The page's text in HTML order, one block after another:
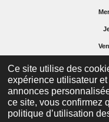
Ce site utilise des
expérience utilisateur
annonces
ce site, vous confirmez
politique d’utilisation
© 2025 Supremefoodshop.ch